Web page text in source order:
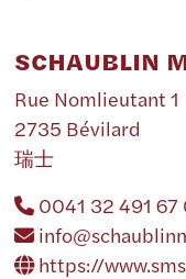
SCHAUBLIN
Rue Nomlieutant 1
2735 Bévilard
瑞士
0041 32 491 67
https://